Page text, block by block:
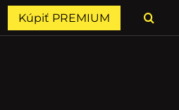
Kúpiť PREMIUM